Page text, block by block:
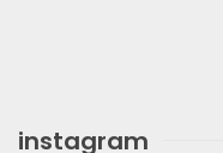
instagram